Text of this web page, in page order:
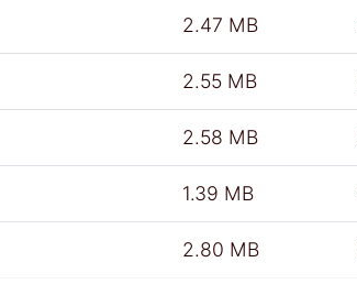
2.47 MB
2.55 MB
2.58 MB
1.39 MB
2.80 MB